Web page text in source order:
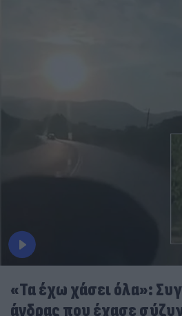
«Τα έχω χάσει όλα»:
άνδρας που έχασε